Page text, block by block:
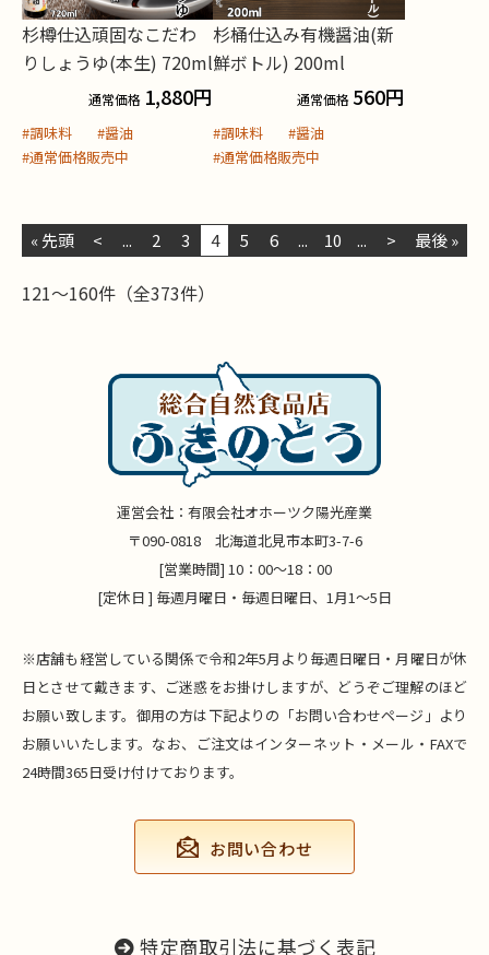
杉樽仕込頑固なこだわ
りしょうゆ(本生) 720ml
通常価格 1,880円
#調味料
#醤油
#通常価格販売中
杉桶仕込み有機醤油(新
鮮ボトル) 200ml
通常価格 560円
#調味料
#醤油
#通常価格販売中
« 先頭 < ... 2 3 4 5 6 ... 10 ... > 最後 »
121～160件（全373件）
運営会社：有限会社オホーツク陽光産業
〒090-0818 北海道北見市本町3-7-6
[営業時間] 10：00～18：00
[定休日 ] 毎週月曜日・毎週日曜日、1月1～5日
※店舗も経営している関係で令和2年5月より毎週日曜日・月曜日が休
日とさせて戴きます、ご迷惑をお掛けしますが、どうぞご理解のほど
お願い致します。御用の方は下記よりの「お問い合わせページ」より
お願いいたします。なお、ご注文はインターネット・メール・FAXで
24時間365日受け付けております。
お問い合わせ
特定商取引法に基づく表記